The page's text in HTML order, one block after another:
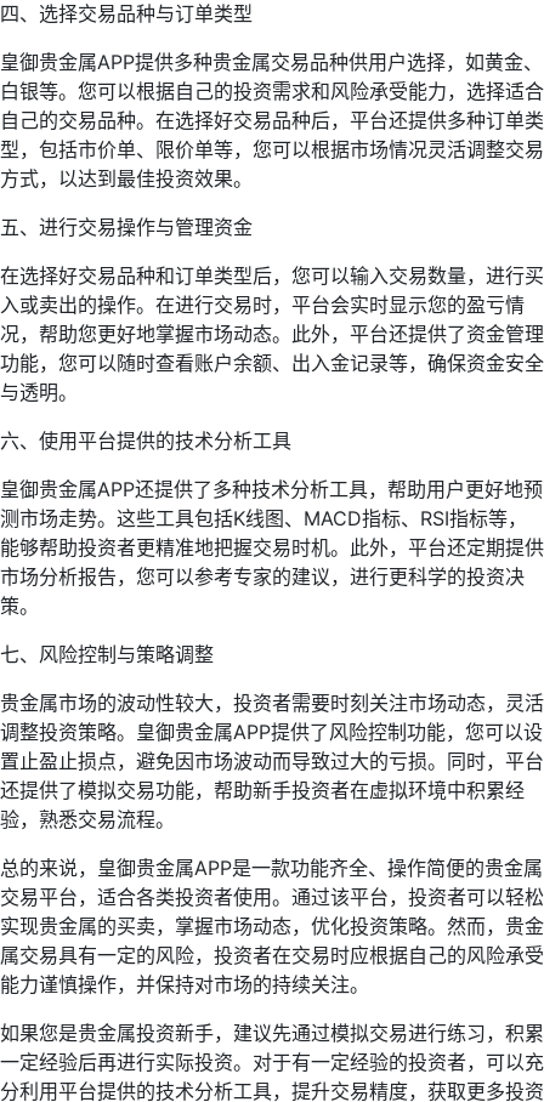
四、选择交易品种与订单类型
皇御贵金属APP提供多种贵金属交易品种供用户选择，如黄金、
白银等。您可以根据自己的投资需求和风险承受能力，选择适合
自己的交易品种。在选择好交易品种后，平台还提供多种订单类
型，包括市价单、限价单等，您可以根据市场情况灵活调整交易
方式，以达到最佳投资效果。
五、进行交易操作与管理资金
在选择好交易品种和订单类型后，您可以输入交易数量，进行买
入或卖出的操作。在进行交易时，平台会实时显示您的盈亏情
况，帮助您更好地掌握市场动态。此外，平台还提供了资金管理
功能，您可以随时查看账户余额、出入金记录等，确保资金安全
与透明。
六、使用平台提供的技术分析工具
皇御贵金属APP还提供了多种技术分析工具，帮助用户更好地预
测市场走势。这些工具包括K线图、MACD指标、RSI指标等，
能够帮助投资者更精准地把握交易时机。此外，平台还定期提供
市场分析报告，您可以参考专家的建议，进行更科学的投资决
策。
七、风险控制与策略调整
贵金属市场的波动性较大，投资者需要时刻关注市场动态，灵活
调整投资策略。皇御贵金属APP提供了风险控制功能，您可以设
置止盈止损点，避免因市场波动而导致过大的亏损。同时，平台
还提供了模拟交易功能，帮助新手投资者在虚拟环境中积累经
验，熟悉交易流程。
总的来说，皇御贵金属APP是一款功能齐全、操作简便的贵金属
交易平台，适合各类投资者使用。通过该平台，投资者可以轻松
实现贵金属的买卖，掌握市场动态，优化投资策略。然而，贵金
属交易具有一定的风险，投资者在交易时应根据自己的风险承受
能力谨慎操作，并保持对市场的持续关注。
如果您是贵金属投资新手，建议先通过模拟交易进行练习，积累
一定经验后再进行实际投资。对于有一定经验的投资者，可以充
分利用平台提供的技术分析工具，提升交易精度，获取更多投资